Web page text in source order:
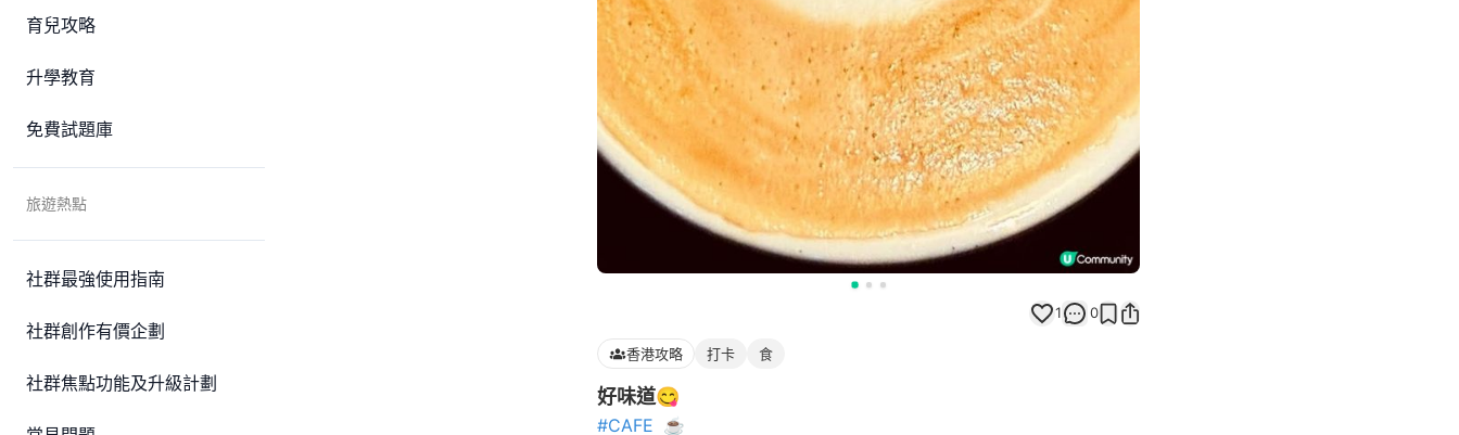
育兒攻略
升學教育
免費試題庫
旅遊熱點
社群最強使用指南
社群創作有價企劃
社群焦點功能及升級計劃
1 0
香港攻略 打卡 食
好味道😋
#CAFE ☕️